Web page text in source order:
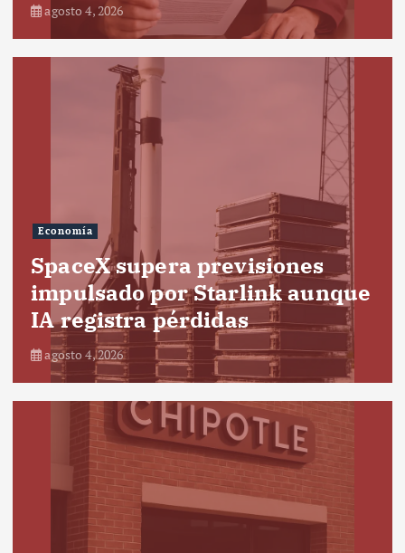
agosto 4, 2026
Economía
SpaceX supera previsiones
impulsado por Starlink aunque
IA registra pérdidas
agosto 4, 2026